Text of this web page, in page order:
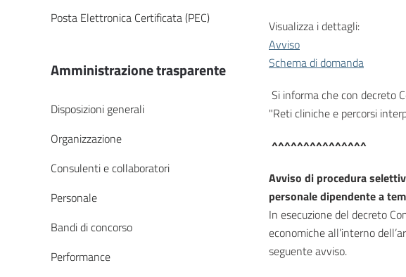
Posta Elettronica Certificata (PEC)
Amministrazione trasparente
Disposizioni generali
Organizzazione
Consulenti e collaboratori
Personale
Bandi di concorso
Performance
Visualizza i dettagli:
Avviso
Schema di domanda
Si informa che con decreto
"Reti cliniche e percorsi
^^^^^^^^^^^^^^^
Avviso di procedura
personale dipendente a
In esecuzione del decreto
economiche all’interno
seguente avviso.